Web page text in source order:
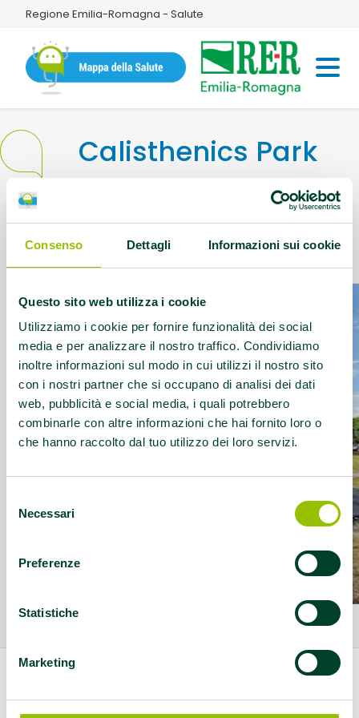
Consenso Dettagli Informazioni sui cookie
Questo sito web utilizza i cookie
Utilizziamo i cookie per fornire funzionalità dei social
media e per analizzare il nostro traffico. Condividiamo
inoltre informazioni sul modo in cui utilizzi il nostro sito
con i nostri partner che si occupano di analisi dei dati
web, pubblicità e social media, i quali potrebbero
combinarle con altre informazioni che hai fornito loro o
che hanno raccolto dal tuo utilizzo dei loro servizi.
delNecessari
Preferenze
Statistiche
Marketing
Regione Emilia-Romagna - Salute
Calisthenics Park
Via Pasubio, 80 Bologna BO
Questo contenuto si trova inIdee e dintorni